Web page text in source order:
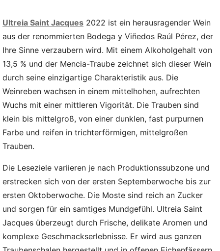
Ultreia Saint Jacques 2022 ist ein herausragender Wein
aus der renommierten Bodega y Viñedos Raúl Pérez, der
Ihre Sinne verzaubern wird. Mit einem Alkoholgehalt von
13,5 % und der Mencia-Traube zeichnet sich dieser Wein
durch seine einzigartige Charakteristik aus. Die
Weinreben wachsen in einem mittelhohen, aufrechten
Wuchs mit einer mittleren Vigorität. Die Trauben sind
klein bis mittelgroß, von einer dunklen, fast purpurnen
Farbe und reifen in trichterförmigen, mittelgroßen
Trauben.
Die Leseziele variieren je nach Produktionssubzone und
erstrecken sich von der ersten Septemberwoche bis zur
ersten Oktoberwoche. Die Moste sind reich an Zucker
und sorgen für ein samtiges Mundgefühl. Ultreia Saint
Jacques überzeugt durch Frische, delikate Aromen und
komplexe Geschmackserlebnisse. Er wird aus ganzen